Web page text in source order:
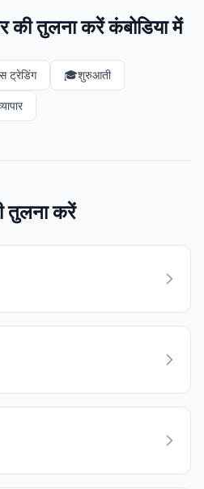
की तुलना करें कंबोडिया में
ट्रेडिंग 🎓शुरुआती
तुलना करें